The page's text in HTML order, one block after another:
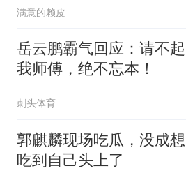
满意的赖皮
岳云鹏霸气回应：请不起
我师傅，绝不忘本！
刺头体育
郭麒麟现场吃瓜，没成想
吃到自己头上了